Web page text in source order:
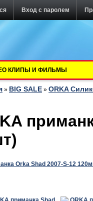
Вход с паролем
КЛИПЫ И ФИЛЬМЫ
» BIG SALE » ORKA